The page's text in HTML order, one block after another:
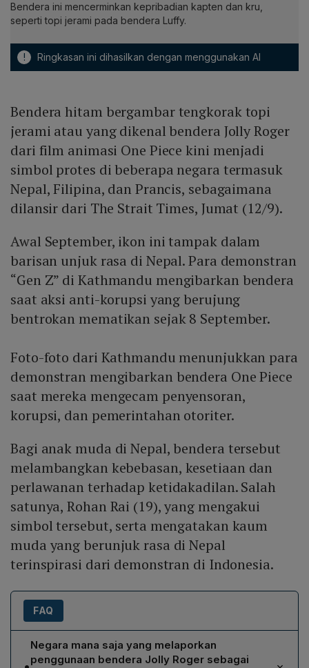
Bendera ini mencerminkan kepribadian kapten dan kru,
seperti topi jerami pada bendera Luffy.
! Ringkasan ini dihasilkan dengan menggunakan AI
Bendera hitam bergambar tengkorak topi
jerami atau yang dikenal bendera Jolly Roger
dari film animasi One Piece kini menjadi
simbol protes di beberapa negara termasuk
Nepal, Filipina, dan Prancis, sebagaimana
dilansir dari The Strait Times, Jumat (12/9).
Awal September, ikon ini tampak dalam
barisan unjuk rasa di Nepal. Para demonstran
“Gen Z” di Kathmandu mengibarkan bendera
saat aksi anti-korupsi yang berujung
bentrokan mematikan sejak 8 September.
Foto-foto dari Kathmandu menunjukkan para
demonstran mengibarkan bendera One Piece
saat mereka mengecam penyensoran,
korupsi, dan pemerintahan otoriter.
Bagi anak muda di Nepal, bendera tersebut
melambangkan kebebasan, kesetiaan dan
perlawanan terhadap ketidakadilan. Salah
satunya, Rohan Rai (19), yang mengakui
simbol tersebut, serta mengatakan kaum
muda yang berunjuk rasa di Nepal
terinspirasi dari demonstran di Indonesia.
FAQ
Negara mana saja yang melaporkan
penggunaan bendera Jolly Roger sebagai